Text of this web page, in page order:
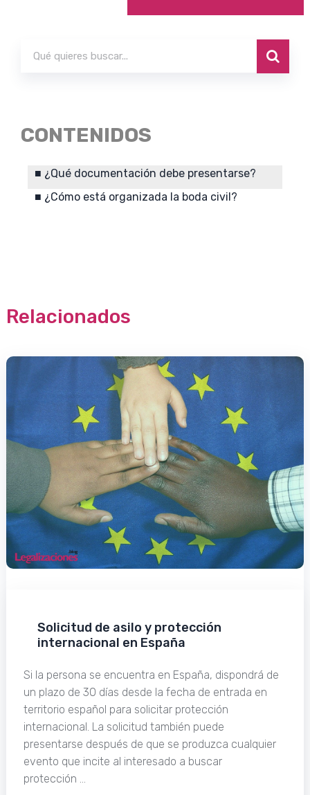
CONTENIDOS
¿Qué documentación debe presentarse?
¿Cómo está organizada la boda civil?
Relacionados
Solicitud de asilo y protección
internacional en España
Si la persona se encuentra en España, dispondrá de
un plazo de 30 días desde la fecha de entrada en
territorio español para solicitar protección
internacional. La solicitud también puede
presentarse después de que se produzca cualquier
evento que incite al interesado a buscar
protección …